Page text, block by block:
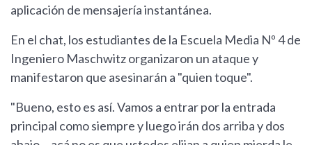
aplicación de mensajería instantánea.
En el chat, los estudiantes de la Escuela Media Nº 4 de
Ingeniero Maschwitz organizaron un ataque y
manifestaron que asesinarán a "quien toque".
"Bueno, esto es así. Vamos a entrar por la entrada
principal como siempre y luego irán dos arriba y dos